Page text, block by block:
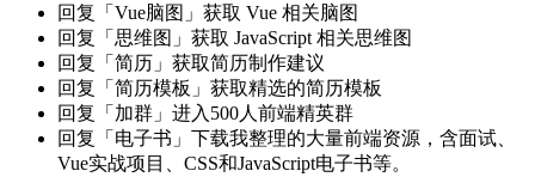
回复「Vue脑图」获取 Vue 相关脑图
回复「思维图」获取 JavaScript 相关思维图
回复「简历」获取简历制作建议
回复「简历模板」获取精选的简历模板
回复「加群」进入500人前端精英群
回复「电子书」下载我整理的大量前端资源，含面试、
Vue实战项目、CSS和JavaScript电子书等。